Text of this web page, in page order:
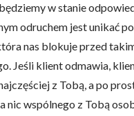
w stanie
odruchem jest unikać
nas blokuje przed
Jeśli klient odmawia,
z Tobą, a po
nic wspólnego z Tobą
pliki cookie do